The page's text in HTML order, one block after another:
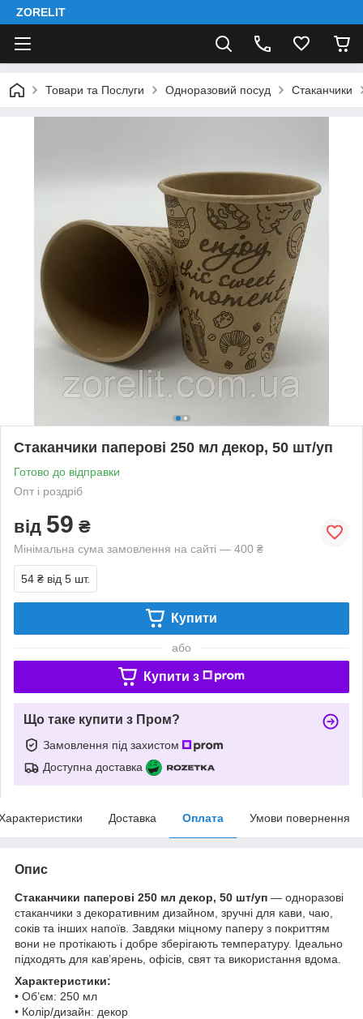
ZORELIT
Товари та Послуги Одноразовий посуд Стаканчики
Стаканчики паперові 250 мл декор, 50 шт/уп
Готово до відправки
Опт і роздріб
від 59 ₴
Мінімальна сума замовлення на сайті — 400 ₴
54 ₴ від 5 шт.
Купити
або
Купити з
Що таке купити з Пром?
Замовлення під захистом
Доступна доставка
Доставка Оплата Умови повернення
Опис
Стаканчики паперові 250 мл декор, 50 шт/уп — одноразові
стаканчики з декоративним дизайном, зручні для кави, чаю,
соків та інших напоїв. Завдяки міцному паперу з покриттям
вони не протікають і добре зберігають температуру. Ідеально
підходять для кав’ярень, офісів, свят та використання вдома.
Характеристики:
• Об’єм: 250 мл
• Колір/дизайн: декор